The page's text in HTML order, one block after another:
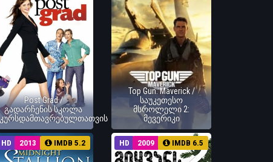
Post Grad /
გადარჩენის სკოლა
კურსდამთავრებულთათვის
Top Gun: Maverick /
საუკეთესო
მსროლელი 2:
მევერიკი
HD 2013 IMDB 5.2 HD 2009 IMDB 6.5